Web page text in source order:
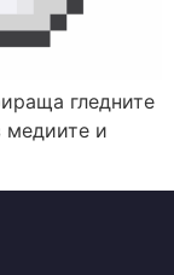
гледните
медиите и